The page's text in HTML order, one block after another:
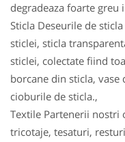
degradeaza foarte greu
Sticla Deseurile de
sticlei, sticla
sticlei, colectate fiind
borcane din sticla,
cioburile de sticla.,
Textile Partenerii nostri
tricotaje, tesaturi,